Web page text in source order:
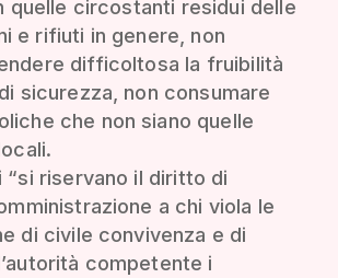
quelle circostanti residui delle
e rifiuti in genere, non
difficoltosa la fruibilità
sicurezza, non consumare
che non siano quelle
“si riservano il diritto di
a chi viola le
di civile convivenza e di
competente i